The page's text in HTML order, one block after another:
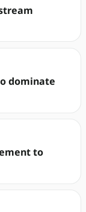
dominate
to